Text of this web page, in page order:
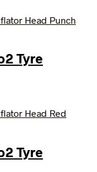
Tyre
Tyre